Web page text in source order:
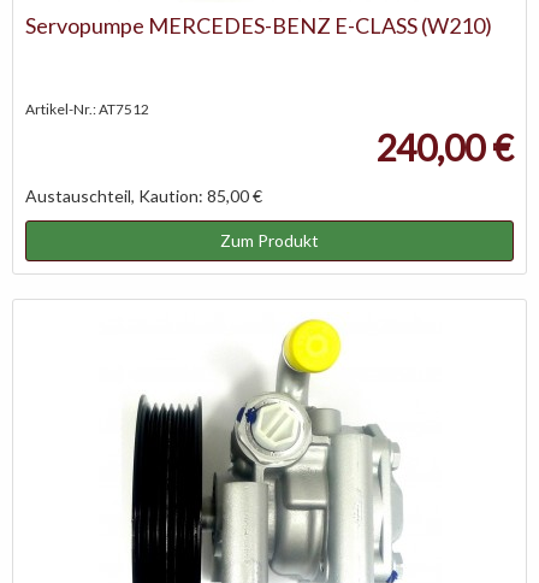
Servopumpe MERCEDES-BENZ E-CLASS (W210)
Artikel-Nr.: AT7512
240,00 €
Austauschteil, Kaution: 85,00 €
Zum Produkt